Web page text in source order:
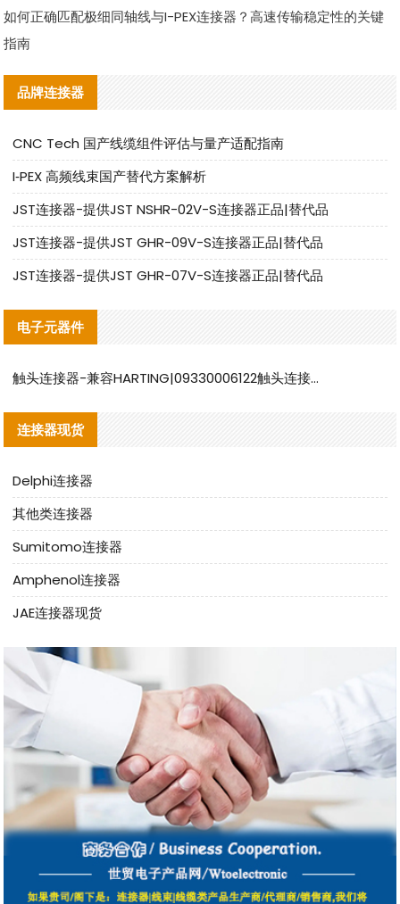
如何正确匹配极细同轴线与I-PEX连接器？高速传输稳定性的关键
指南
品牌连接器
CNC Tech 国产线缆组件评估与量产适配指南
I‑PEX 高频线束国产替代方案解析
JST连接器-提供JST NSHR-02V-S连接器正品|替代品
JST连接器-提供JST GHR-09V-S连接器正品|替代品
JST连接器-提供JST GHR-07V-S连接器正品|替代品
电子元器件
触头连接器-兼容HARTING|09330006122触头连接器替代品说明
连接器现货
Delphi连接器
其他类连接器
Sumitomo连接器
Amphenol连接器
JAE连接器现货